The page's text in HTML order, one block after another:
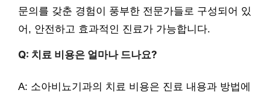
문의를 갖춘 경험이 풍부한 전문가들로 구성되어 있
어, 안전하고 효과적인 진료가 가능합니다.
Q: 치료 비용은 얼마나 드나요?
A: 소아비뇨기과의 치료 비용은 진료 내용과 방법에